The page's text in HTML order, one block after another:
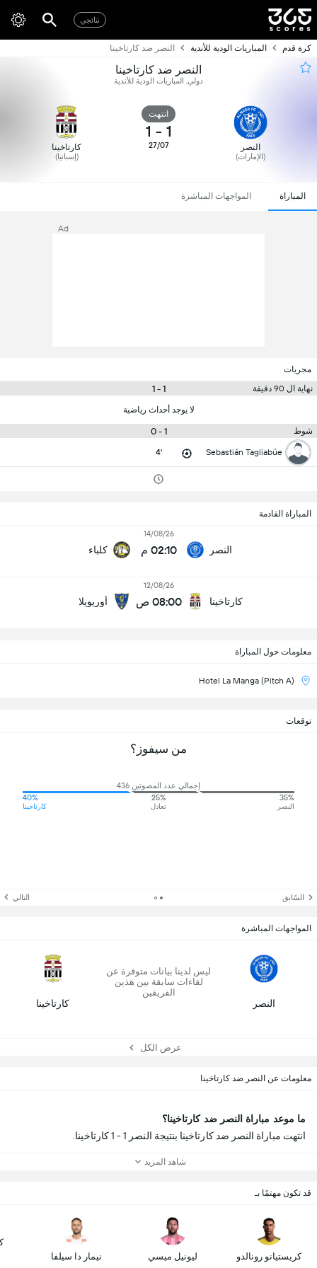
نتائجي
كرة قدم المباريات الودية للأندية النصر ضد كارتاخينا
النصر ضد كارتاخينا
دولي, المباريات الودية للأندية
النصر
(الإمارات)
انتهت
1
-
1
27/07 كارتاخينا
(إسبانيا)
المباراة المواجهات المباشرة
Ad
مجريات
نهاية ال 90 دقيقة
1 - 1
لا يوجد أحداث رياضية
شوط 1 - 0
Sebastián Tagliabúe
4'
المباراة القادمة
النصر
14/08/26
02:10 م كلباء
كارتاخينا
12/08/26
08:00 ص أوريويلا
معلومات حول المباراة
Hotel La Manga (Pitch A)
توقعات
من سيفوز؟
إجمالي عدد المصوتين 436
35%
النصر
25%
تعادل
40%
كارتاخينا
السّابق التالي
المواجهات المباشرة
النصر
ليس لدينا بيانات متوفرة عن
لقاءات سابقة بين هذين
الفريقين
كارتاخينا
عرض الكل
معلومات عن النصر ضد كارتاخينا
ما موعد مباراة النصر ضد كارتاخينا؟
انتهت مباراة النصر ضد كارتاخينا بنتيجة النصر 1 - 1 كارتاخينا.
شاهد المزيد
قد تكون مهتمًا بـ
كريستيانو رونالدو ليونيل ميسي نيمار دا سيلفا